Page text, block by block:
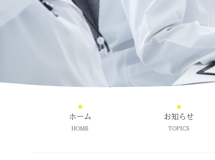
ホーム
HOME
お知らせ
TOPICS